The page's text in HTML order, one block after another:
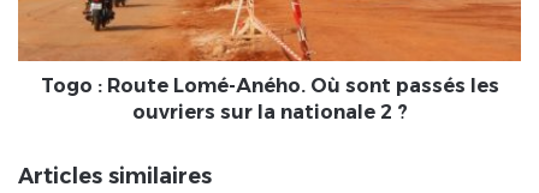
ouvriers
2
Togo : Route Lomé-Aného. Où sont passés les
ouvriers sur la nationale 2 ?
Articles similaires